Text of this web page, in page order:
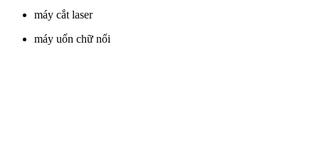
máy cắt laser
máy uốn chữ nổi